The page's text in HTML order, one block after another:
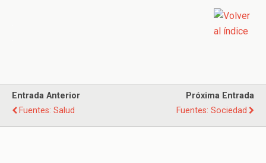
Entrada Anterior
Fuentes: Salud
Próxima Entrada
Fuentes: Sociedad